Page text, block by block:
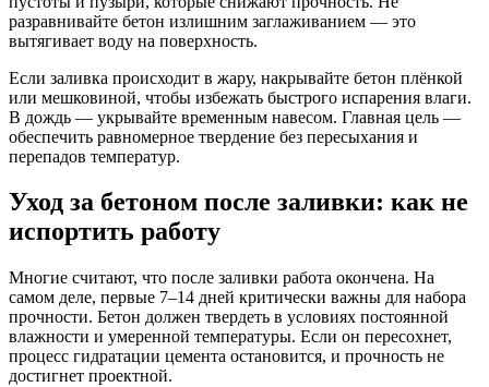
разравнивайте бетон излишним заглаживанием — это
вытягивает воду на поверхность.
Если заливка происходит в жару, накрывайте бетон плёнкой
или мешковиной, чтобы избежать быстрого испарения влаги.
В дождь — укрывайте временным навесом. Главная цель —
обеспечить равномерное твердение без пересыхания и
перепадов температур.
Уход за бетоном после заливки: как не
испортить работу
Многие считают, что после заливки работа окончена. На
самом деле, первые 7–14 дней критически важны для набора
прочности. Бетон должен твердеть в условиях постоянной
влажности и умеренной температуры. Если он пересохнет,
процесс гидратации цемента остановится, и прочность не
достигнет проектной.